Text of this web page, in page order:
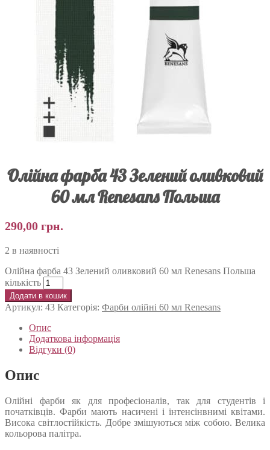
Олійна фарба 43 Зелений оливковий
60 мл Renesans Польша
290,00 грн.
2 в наявності
Олійна фарба 43 Зелений оливковий 60 мл Renesans Польша
кількість
Додати в кошик
Артикул: 43 Категорія: Фарби олійні 60 мл Renesans
Опис
Додаткова інформація
Відгуки (0)
Опис
Олійні фарби як для професіоналів, так для студентів і
початківців. Фарби мають насичені і інтенсінвнимі квітами.
Висока світлостійкість. Добре змішуються між собою. Велика
кольорова палітра.